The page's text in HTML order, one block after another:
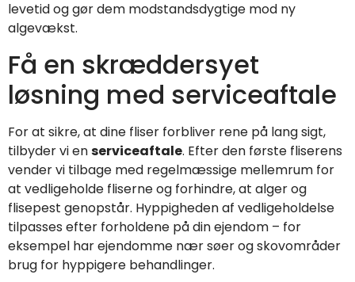
levetid og gør dem modstandsdygtige mod ny
algevækst.
Få en skræddersyet
løsning med serviceaftale
For at sikre, at dine fliser forbliver rene på lang sigt,
tilbyder vi enserviceaftale. Efter den første fliserens
vender vi tilbage med regelmæssige mellemrum for
at vedligeholde fliserne og forhindre, at alger og
flisepest genopstår. Hyppigheden af vedligeholdelse
tilpasses efter forholdene på din ejendom – for
eksempel har ejendomme nær søer og skovområder
brug for hyppigere behandlinger.